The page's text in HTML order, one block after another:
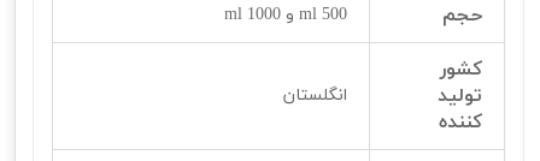
حجم 500 ml و 1000 ml
کشور
تولید
کننده
انگلستان